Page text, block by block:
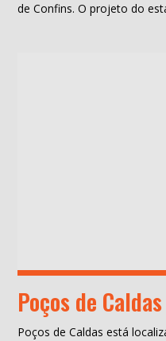
de Confins. O projeto do
Poços de
Poços de Caldas está